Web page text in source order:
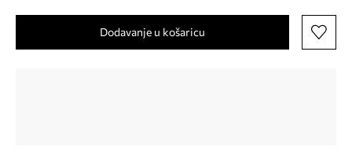
Dodavanje u košaricu